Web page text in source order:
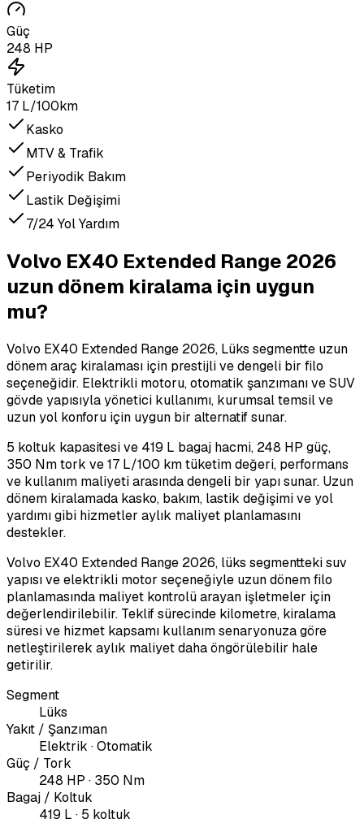
Güç
248 HP
Tüketim
17 L/100km
Kasko
MTV & Trafik
Periyodik Bakım
Lastik Değişimi
7/24 Yol Yardım
Volvo EX40 Extended Range 2026
uzun dönem kiralama için uygun
mu?
Volvo EX40 Extended Range 2026, Lüks segmentte uzun
dönem araç kiralaması için prestijli ve dengeli bir filo
seçeneğidir. Elektrikli motoru, otomatik şanzımanı ve SUV
gövde yapısıyla yönetici kullanımı, kurumsal temsil ve
uzun yol konforu için uygun bir alternatif sunar.
5 koltuk kapasitesi ve 419 L bagaj hacmi, 248 HP güç,
350 Nm tork ve 17 L/100 km tüketim değeri, performans
ve kullanım maliyeti arasında dengeli bir yapı sunar. Uzun
dönem kiralamada kasko, bakım, lastik değişimi ve yol
yardımı gibi hizmetler aylık maliyet planlamasını
destekler.
Volvo EX40 Extended Range 2026, lüks segmentteki suv
yapısı ve elektrikli motor seçeneğiyle uzun dönem filo
planlamasında maliyet kontrolü arayan işletmeler için
değerlendirilebilir. Teklif sürecinde kilometre, kiralama
süresi ve hizmet kapsamı kullanım senaryonuza göre
netleştirilerek aylık maliyet daha öngörülebilir hale
getirilir.
Segment
Lüks
Yakıt / Şanzıman
Elektrik · Otomatik
Güç / Tork
248 HP · 350 Nm
Bagaj / Koltuk
419 L · 5 koltuk